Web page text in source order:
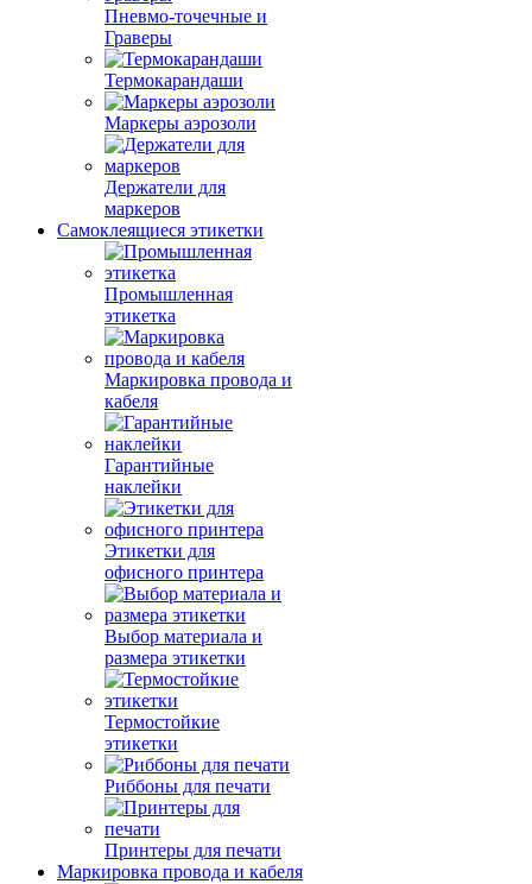
Пневмо-точечные и
Граверы
Термокарандаши
Маркеры аэрозоли
Держатели для
маркеров
Самоклеящиеся этикетки
Промышленная
этикетка
Маркировка провода и
кабеля
Гарантийные
наклейки
Этикетки для
офисного принтера
Выбор материала и
размера этикетки
Термостойкие
этикетки
Риббоны для печати
Принтеры для печати
Маркировка провода и кабеля